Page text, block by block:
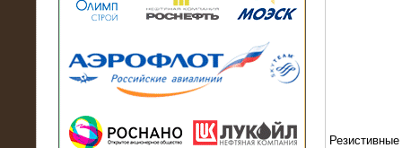
13.07.2018
модуль в контейнере 2700 кВА на
Балтийский завод